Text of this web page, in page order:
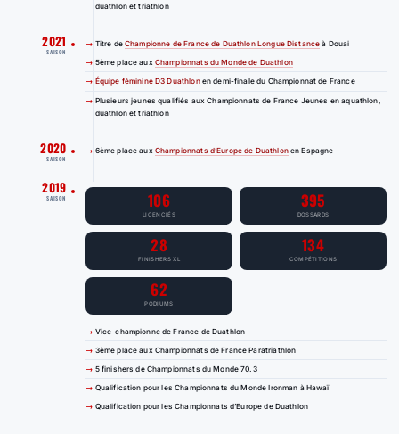
duathlon et triathlon
2021
SAISON
Titre de Championne de France de Duathlon Longue Distance à Douai
5ème place aux Championnats du Monde de Duathlon
Équipe féminine D3 Duathlonen demi-finale du Championnat de France
Plusieurs jeunes qualifiés aux Championnats de France Jeunes en aquathlon,
duathlon et triathlon
2020
SAISON
6ème place aux Championnats d’Europe de Duathlonen Espagne
2019
SAISON 106
LICENCIÉS
395
DOSSARDS
28
FINISHERS XL
134
COMPÉTITIONS
62
PODIUMS
Vice-championne de France de Duathlon
3ème place aux Championnats de France Paratriathlon
5 finishers de Championnats du Monde 70.3
Qualification pour les Championnats du Monde Ironman à Hawaï
Qualification pour les Championnats d’Europe de Duathlon